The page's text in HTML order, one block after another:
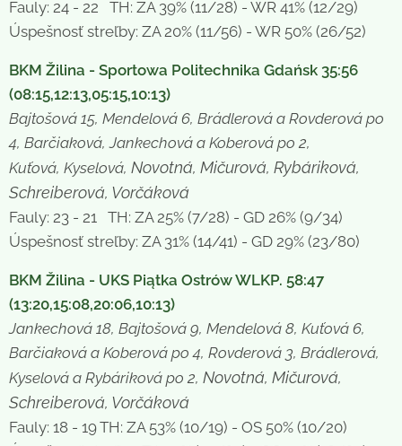
Fauly: 24 - 22 TH: ZA 39% (11/28) - WR 41% (12/29)
Úspešnosť streľby: ZA 20% (11/56) - WR 50% (26/52)
BKM Žilina - Sportowa Politechnika Gdańsk 35:56
(08:15,12:13,05:15,10:13)
Bajtošová 15, Mendelová 6, Brádlerová a Rovderová po
4, Barčiaková, Jankechová a Koberová po 2,
Kuťová, Kyselová, Novotná, Mičurová, Rybáriková,
Schreiberová, Vorčáková
Fauly: 23 - 21 TH: ZA 25% (7/28) - GD 26% (9/34)
Úspešnosť streľby: ZA 31% (14/41) - GD 29% (23/80)
BKM Žilina - UKS Piątka Ostrów WLKP. 58:47
(13:20,15:08,20:06,10:13)
Jankechová 18, Bajtošová 9, Mendelová 8, Kuťová 6,
Barčiaková a Koberová po 4, Rovderová 3, Brádlerová,
Kyselová a Rybáriková po 2, Novotná, Mičurová,
Schreiberová, Vorčáková
Fauly: 18 - 19 TH: ZA 53% (10/19) - OS 50% (10/20)